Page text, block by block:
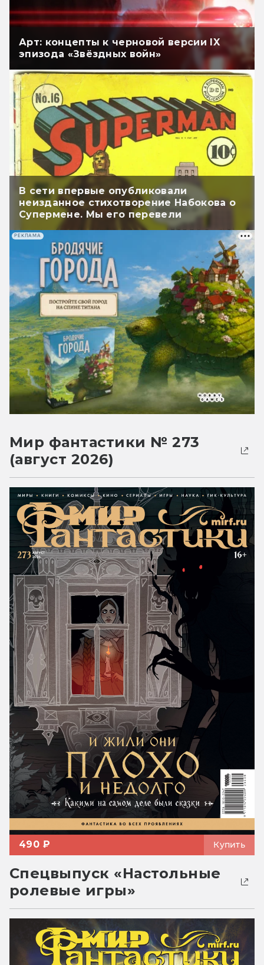
Арт: концепты к черновой версии IX
эпизода «Звёздных войн»
В сети впервые опубликовали
неизданное стихотворение Набокова о
Супермене. Мы его перевели
РЕКЛАМА
Мир фантастики № 273
(август 2026)
490 ₽ Купить
Спецвыпуск «Настольные
ролевые игры»